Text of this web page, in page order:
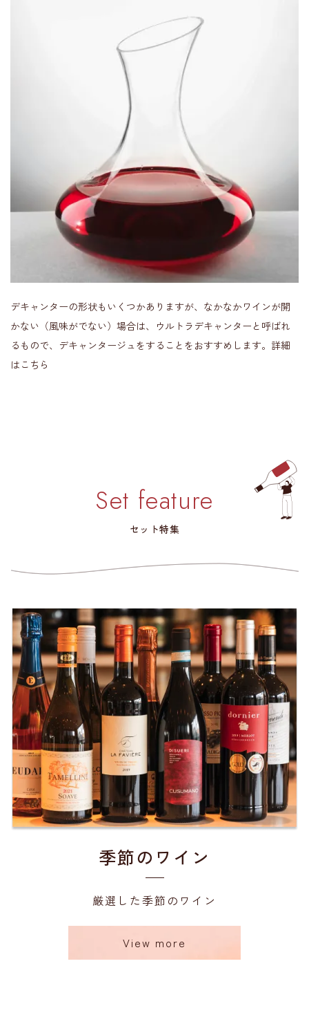
デキャンターの形状もいくつかありますが、なかなかワインが開
かない（風味がでない）場合は、ウルトラデキャンターと呼ばれ
るもので、デキャンタージュをすることをおすすめします。詳細
はこちら
Set feature
セット特集
季節のワイン
厳選した季節のワイン
View more